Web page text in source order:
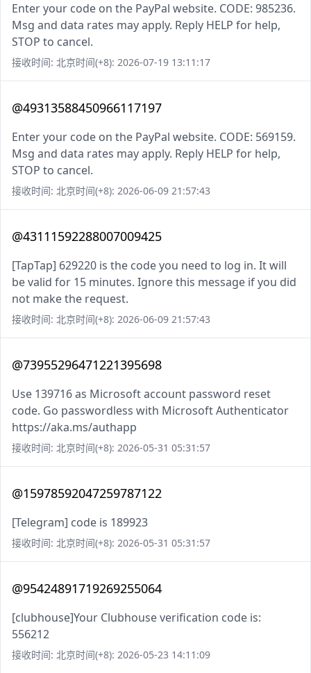
Enter your code on the PayPal website. CODE: 985236.
Msg and data rates may apply. Reply HELP for help,
STOP to cancel.
接收时间: 北京时间(+8): 2026-07-19 13:11:17
@49313588450966117197
Enter your code on the PayPal website. CODE: 569159.
Msg and data rates may apply. Reply HELP for help,
STOP to cancel.
接收时间: 北京时间(+8): 2026-06-09 21:57:43
@43111592288007009425
[TapTap] 629220 is the code you need to log in. It will
be valid for 15 minutes. Ignore this message if you did
not make the request.
接收时间: 北京时间(+8): 2026-06-09 21:57:43
@73955296471221395698
Use 139716 as Microsoft account password reset
code. Go passwordless with Microsoft Authenticator
https://aka.ms/authapp
接收时间: 北京时间(+8): 2026-05-31 05:31:57
@15978592047259787122
[Telegram] code is 189923
接收时间: 北京时间(+8): 2026-05-31 05:31:57
@95424891719269255064
[clubhouse]Your Clubhouse verification code is:
556212
接收时间: 北京时间(+8): 2026-05-23 14:11:09